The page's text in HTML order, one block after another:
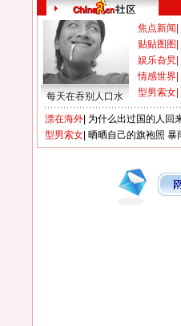
每天在吞别人口水
焦点新闻
贴贴图图
娱乐旮旯
情感世界
型男索女
漂在海外 为什么出过国的人回
型男索女 晒晒自己的旗袍照 暴